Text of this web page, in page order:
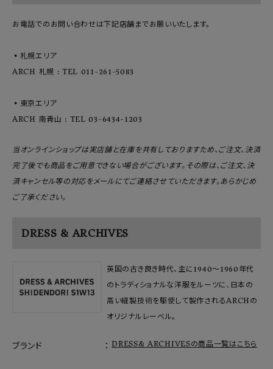
お電話でのお問い合わせは下記店舗までお願いいたします。
▪️札幌エリア
ARCH 札幌 : TEL 011-261-5083
▪️東京エリア
ARCH 南青山 : TEL 03-6434-1203
当オンラインショップは実店舗と在庫を共有しておりますため、ご注文、決済
完了後でも商品をご用意できない場合がございます。その際は、ご注文、決
済キャンセル等の対応をメールにてご連絡させていただきます。あらかじめ
ご了承ください。
DRESS & ARCHIVES
英国の古き良き時代、主に1940〜1960年代
のトラディショナルな洋服をルーツに、日本の
高い縫製技術を駆使して製作されるARCHの
オリジナルレーベル。
ブランド DRESS& ARCHIVESの商品一覧はこちら